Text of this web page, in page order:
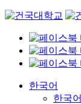
Skip
content
한국어
한국어